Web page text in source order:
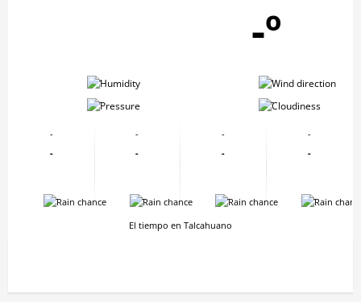
-º
-
-
-
-
-
-
-
-
-
-
-
-
-
-
-
-
El tiempo en Talcahuano